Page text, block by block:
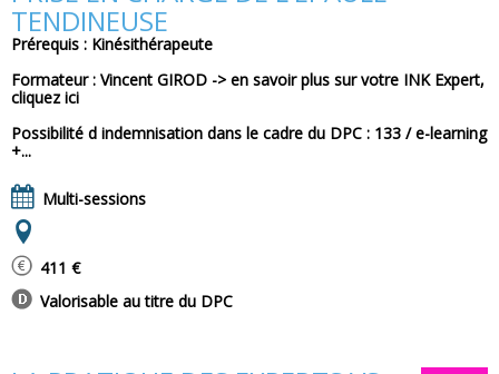
TENDINEUSE
Prérequis : Kinésithérapeute
Formateur : Vincent GIROD -> en savoir plus sur votre INK Expert,
cliquez ici
Possibilité d indemnisation dans le cadre du DPC : 133 / e-learning
+...
Multi-sessions
411 €
Valorisable au titre du DPC